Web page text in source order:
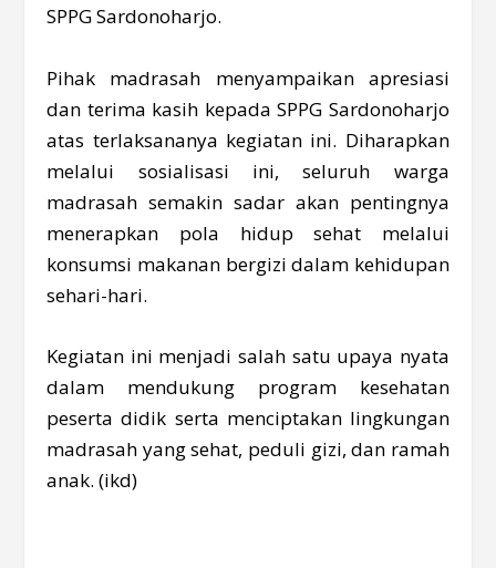
SPPG Sardonoharjo.
Pihak madrasah menyampaikan apresiasi
dan terima kasih kepada SPPG Sardonoharjo
atas terlaksananya kegiatan ini. Diharapkan
melalui sosialisasi ini, seluruh warga
madrasah semakin sadar akan pentingnya
menerapkan pola hidup sehat melalui
konsumsi makanan bergizi dalam kehidupan
sehari-hari.
Kegiatan ini menjadi salah satu upaya nyata
dalam mendukung program kesehatan
peserta didik serta menciptakan lingkungan
madrasah yang sehat, peduli gizi, dan ramah
anak. (ikd)